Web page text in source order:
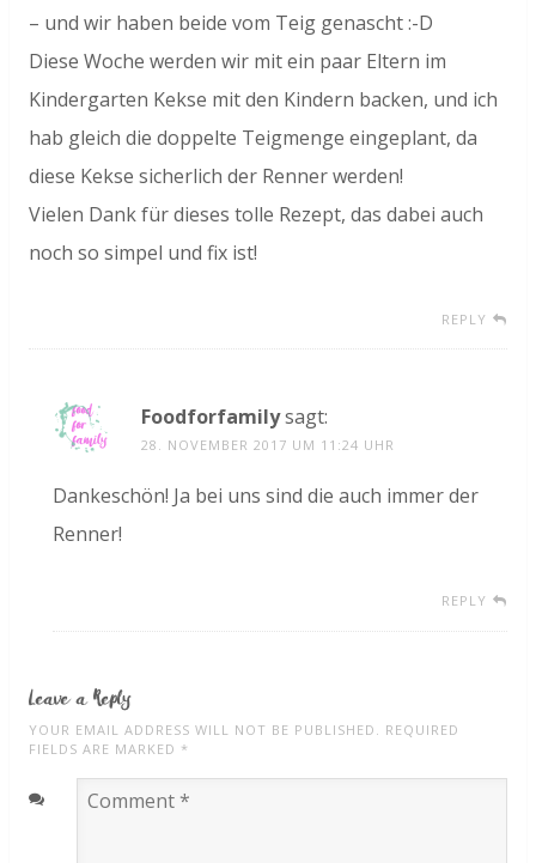
– und wir haben beide vom Teig genascht :-D
Diese Woche werden wir mit ein paar Eltern im
Kindergarten Kekse mit den Kindern backen, und ich
hab gleich die doppelte Teigmenge eingeplant, da
diese Kekse sicherlich der Renner werden!
Vielen Dank für dieses tolle Rezept, das dabei auch
noch so simpel und fix ist!
REPLY
Foodforfamilysagt:
28. NOVEMBER 2017 UM 11:24 UHR
Dankeschön! Ja bei uns sind die auch immer der
Renner!
REPLY
Leave a Reply
YOUR EMAIL ADDRESS WILL NOT BE PUBLISHED. REQUIRED
FIELDS ARE MARKED *
Comment